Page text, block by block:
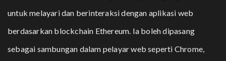
untuk melayari dan berinteraksi dengan aplikasi web
berdasarkan blockchain Ethereum. Ia boleh dipasang
sebagai sambungan dalam pelayar web seperti Chrome,